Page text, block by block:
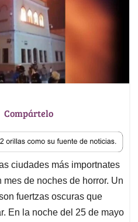
T
r
e
a
d
s
Compártelo
ciudades más importnates
de noches de horror. Un
fuertzas oscuras que
En la noche del 25 de mayo